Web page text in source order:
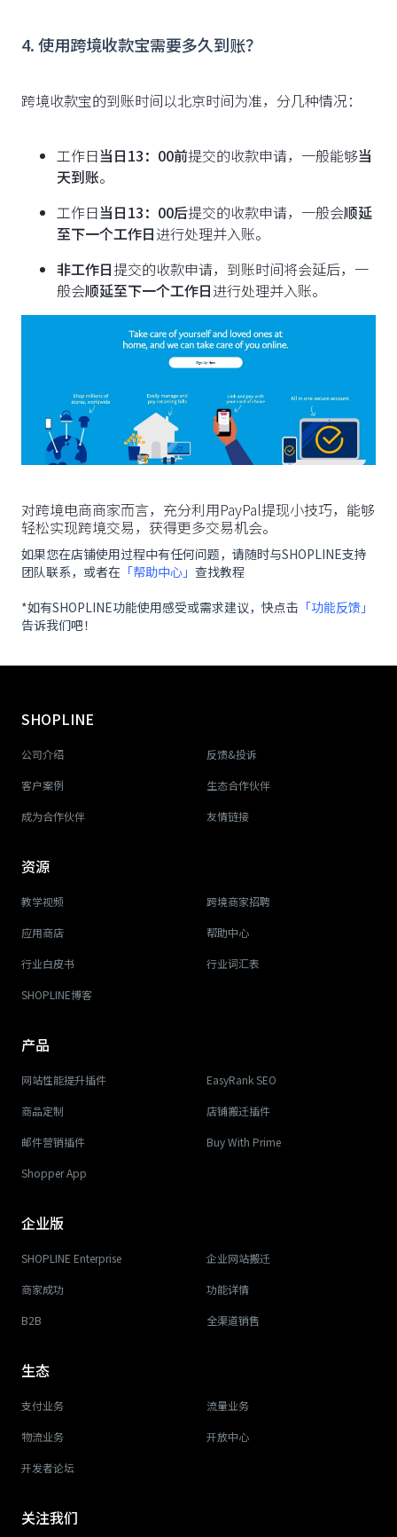
4. 使用跨境收款宝需要多久到账？
跨境收款宝的到账时间以北京时间为准，分几种情况：
工作日当日13：00前提交的收款申请，一般能够当
天到账。
工作日当日13：00后提交的收款申请，一般会顺延
至下一个工作日进行处理并入账。
非工作日提交的收款申请，到账时间将会延后，一
般会顺延至下一个工作日进行处理并入账。
对跨境电商商家而言，充分利用PayPal提现小技巧，能够
轻松实现跨境交易，获得更多交易机会。
如果您在店铺使用过程中有任何问题，请随时与SHOPLINE支持
团队联系，或者在 「帮助中心」 查找教程
*如有SHOPLINE功能使用感受或需求建议，快点击 「功能反馈」
告诉我们吧！
SHOPLINE
公司介绍 反馈&投诉
客户案例 生态合作伙伴
成为合作伙伴 友情链接
资源
教学视频 跨境商家招聘
应用商店 帮助中心
行业白皮书 行业词汇表
SHOPLINE博客
产品
网站性能提升插件 EasyRank SEO
商品定制 店铺搬迁插件
邮件营销插件 Buy With Prime
Shopper App
企业版
SHOPLINE Enterprise 企业网站搬迁
商家成功 功能详情
B2B 全渠道销售
生态
支付业务 流量业务
物流业务 开放中心
开发者论坛
关注我们